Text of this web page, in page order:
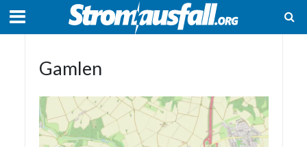
Gamlen